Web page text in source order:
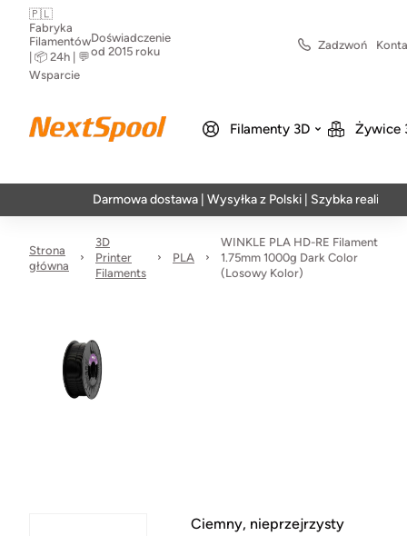
🇵🇱
Fabryka
Filamentów
| 📦 24h | 💬
Wsparcie
Doświadczenie
od 2015 roku
Zadzwoń
Filamenty 3D Żywice
Darmowa dostawa | Wysyłka z Polski | Szybka realizacja w 24h
Strona
główna
3D
Printer
Filaments
PLA
WINKLE PLA HD-RE Filament
1.75mm 1000g Dark Color
(Losowy Kolor)
Ciemny, nieprzejrzysty